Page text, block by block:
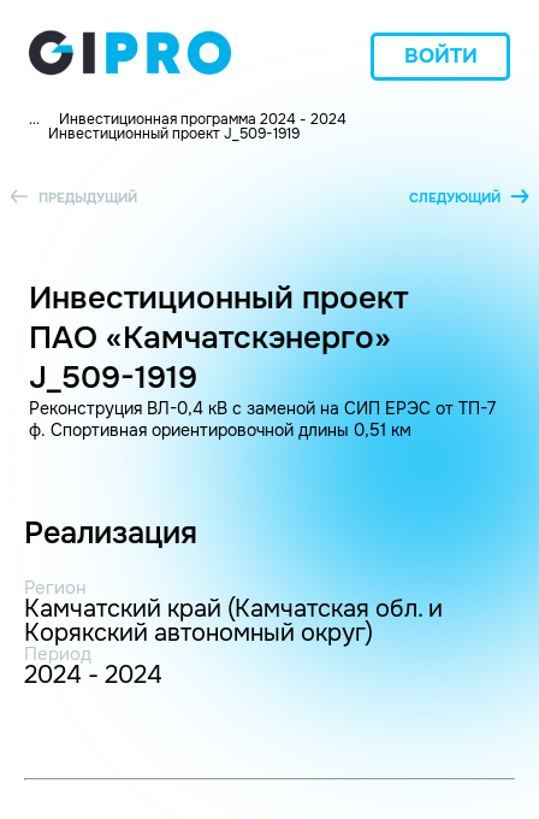
ВОЙТИ
... Инвестиционная программа 2024 - 2024
Инвестиционный проект J_509-1919
ПРЕДЫДУЩИЙ СЛЕДУЮЩИЙ
Инвестиционный проект
ПАО «Камчатскэнерго»
J_509-1919
Реконструция ВЛ-0,4 кВ с заменой на СИП ЕРЭС от ТП-7
ф. Спортивная ориентировочной длины 0,51 км
Реализация
Регион
Камчатский край (Камчатская обл. и
Корякский автономный округ)
Период
2024 - 2024